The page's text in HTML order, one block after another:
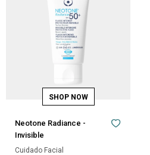
Neotone Radiance -
Invisible
Cuidado Facial